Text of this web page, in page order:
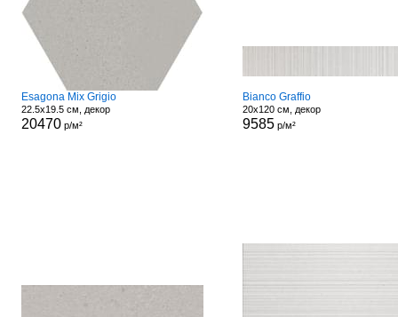
Esagona Mix Grigio
22.5x19.5 см, декор
20470р/м²
Bianco Graffio
20x120 см, декор
9585р/м²